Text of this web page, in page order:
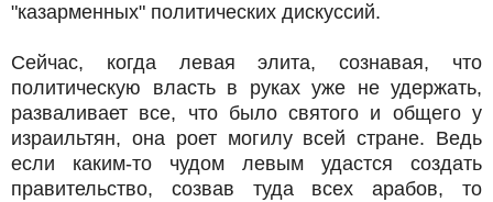
"казарменных" политических дискуссий.
Сейчас, когда левая элита, сознавая, что
политическую власть в руках уже не удержать,
разваливает все, что было святого и общего у
израильтян, она роет могилу всей стране. Ведь
если каким-то чудом левым удастся создать
правительство, созвав туда всех арабов, то